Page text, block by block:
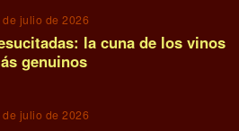
de julio de 2026
la cuna de los vinos
genuinos
de julio de 2026